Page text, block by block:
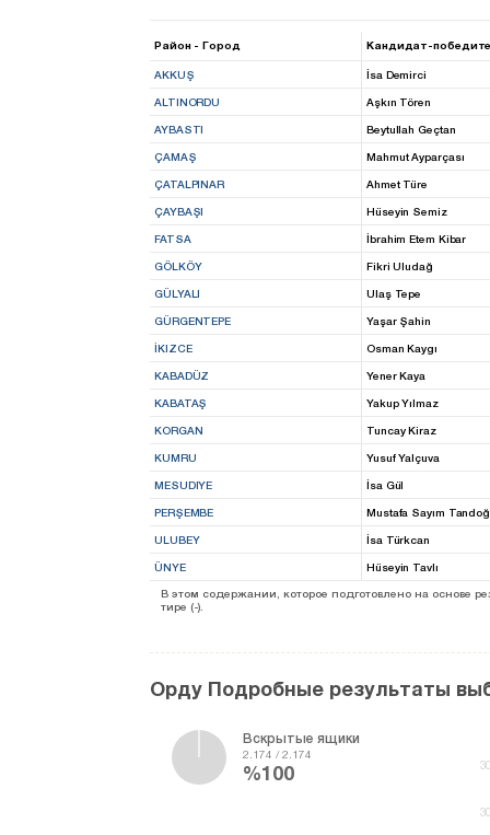
Район - Город Кандидат-
AKKUŞ İsa Demirci
ALTINORDU Aşkın Tören
AYBASTI Beytullah Geçtan
ÇAMAŞ Mahmut Ayparçası
ÇATALPINAR Ahmet Türe
ÇAYBAŞI Hüseyin Semiz
FATSA İbrahim Etem Kibar
GÖLKÖY Fikri Uludağ
GÜLYALI Ulaş Tepe
GÜRGENTEPE Yaşar Şahin
İKIZCE Osman Kaygı
KABADÜZ Yener Kaya
KABATAŞ Yakup Yılmaz
KORGAN Tuncay Kiraz
KUMRU Yusuf Yalçuva
MESUDIYE İsa Gül
PERŞEMBE Mustafa Sayım
ULUBEY İsa Türkcan
ÜNYE Hüseyin Tavlı
В этом содержании, которое подготовлено на основе
тире (-).
Орду Подробные результаты
Вскрытые ящики
2.174 / 2.174
%100